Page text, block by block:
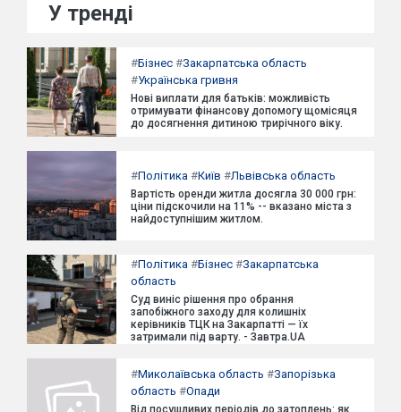
У тренді
#Бізнес #Закарпатська область
#Українська гривня
Нові виплати для батьків: можливість
отримувати фінансову допомогу щомісяця
до досягнення дитиною трирічного віку.
#Політика #Київ #Львівська область
Вартість оренди житла досягла 30 000 грн:
ціни підскочили на 11% -- вказано міста з
найдоступнішим житлом.
#Політика #Бізнес #Закарпатська
область
Суд виніс рішення про обрання
запобіжного заходу для колишніх
керівників ТЦК на Закарпатті — їх
затримали під варту. - Завтра.UA
#Миколаївська область #Запорізька
область #Опади
Від посушливих періодів до затоплень: як